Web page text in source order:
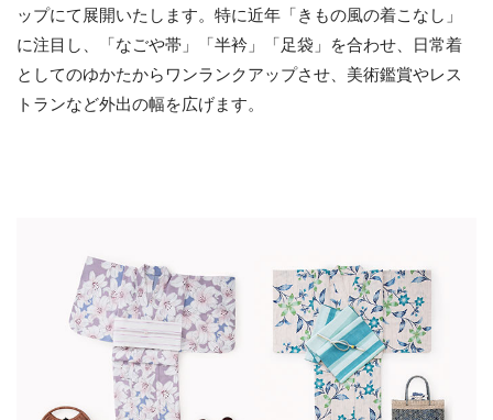
ップにて展開いたします。特に近年「きもの風の着こなし」
に注目し、「なごや帯」「半衿」「足袋」を合わせ、日常着
としてのゆかたからワンランクアップさせ、美術鑑賞やレス
トランなど外出の幅を広げます。